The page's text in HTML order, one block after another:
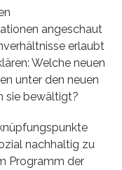
angeschaut
erlaubt
Welche neuen
unter den neuen
sie bewältigt?
nachhaltig zu
Programm der